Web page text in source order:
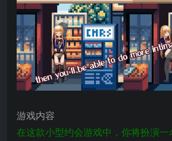
游戏内容
在这款小型约会游戏中，你将扮演